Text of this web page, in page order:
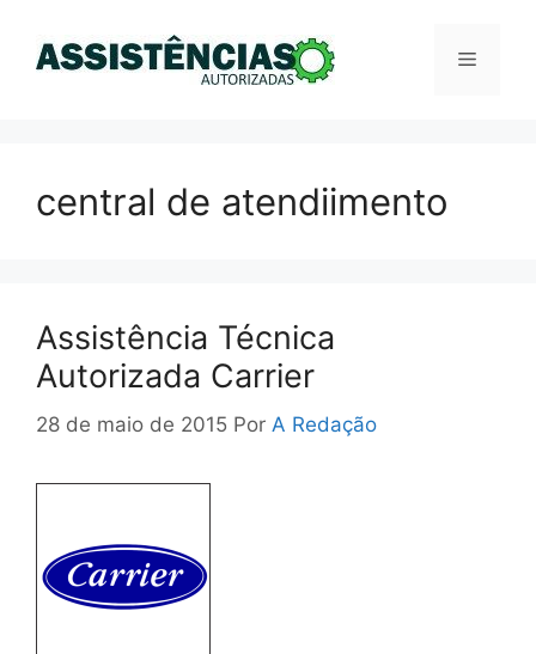
Menu
central de atendiimento
Assistência Técnica
Autorizada Carrier
28 de maio de 2015 Por A Redação